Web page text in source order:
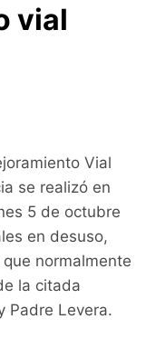
vial
Vial
se realizó en
5 de octubre
en desuso,
normalmente
la citada
Padre Levera.